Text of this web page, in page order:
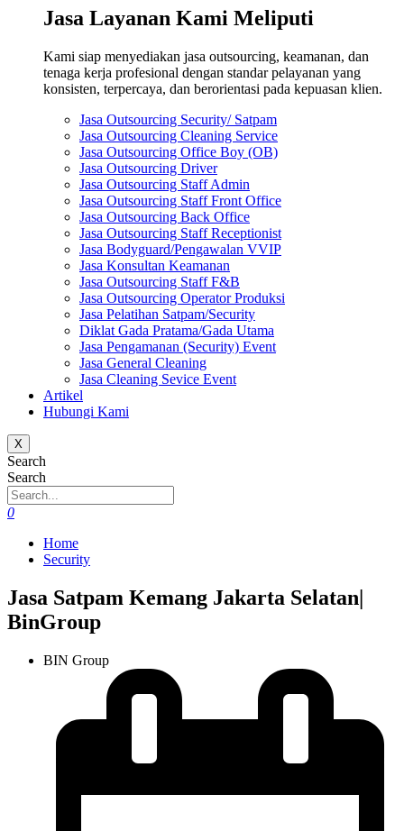
Jasa Layanan Kami Meliputi
Kami siap menyediakan jasa outsourcing, keamanan, dan
tenaga kerja profesional dengan standar pelayanan yang
konsisten, terpercaya, dan berorientasi pada kepuasan klien.
Jasa Outsourcing Security/ Satpam
Jasa Outsourcing Cleaning Service
Jasa Outsourcing Office Boy (OB)
Jasa Outsourcing Driver
Jasa Outsourcing Staff Admin
Jasa Outsourcing Staff Front Office
Jasa Outsourcing Back Office
Jasa Outsourcing Staff Receptionist
Jasa Bodyguard/Pengawalan VVIP
Jasa Konsultan Keamanan
Jasa Outsourcing Staff F&B
Jasa Outsourcing Operator Produksi
Jasa Pelatihan Satpam/Security
Diklat Gada Pratama/Gada Utama
Jasa Pengamanan (Security) Event
Jasa General Cleaning
Jasa Cleaning Sevice Event
Artikel
Hubungi Kami
X
Search
Search
0
Home
Security
Jasa Satpam Kemang Jakarta Selatan|
BinGroup
BIN Group